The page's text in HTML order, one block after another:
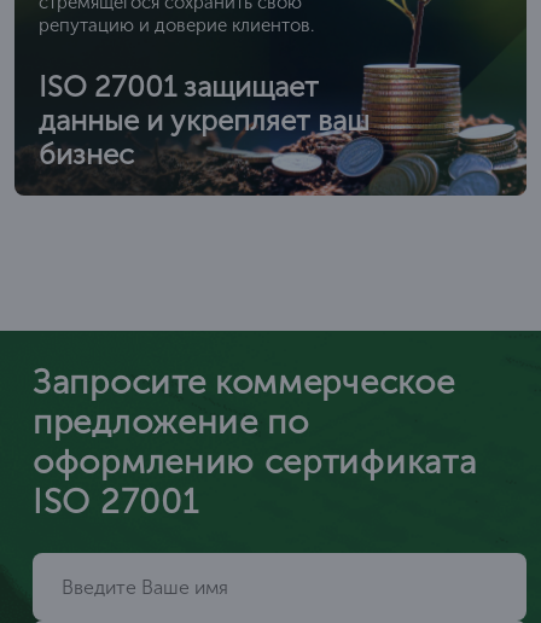
репутацию и доверие клиентов.
ISO 27001 защищает
данные и укрепляет ваш
бизнес
Запросите коммерческое
предложение по
оформлению сертификата
ISO 27001